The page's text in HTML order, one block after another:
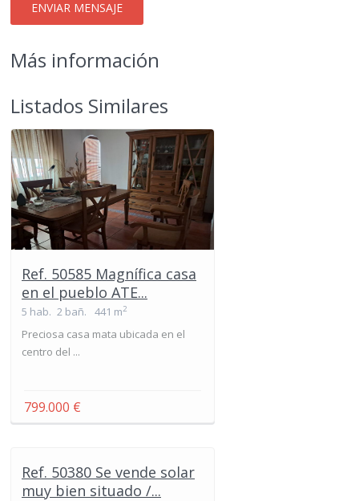
Más información
Listados Similares
Ref. 50585 Magnífica casa
en el pueblo ATE...
5 hab. 2 bañ. 441 m2
Preciosa casa mata ubicada en el
centro del ...
799.000 €
Ref. 50380 Se vende solar
muy bien situado /...